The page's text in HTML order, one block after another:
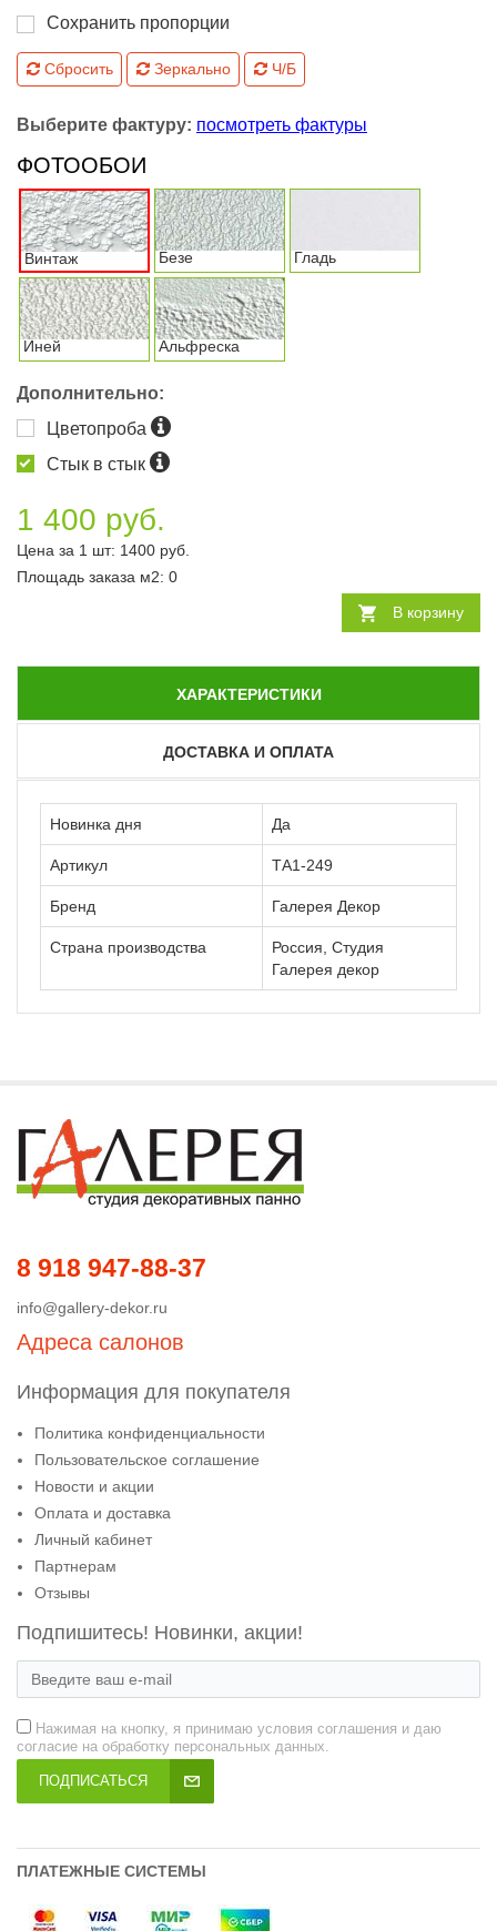
Сохранить пропорции
Сбросить Зеркально Ч/Б
Выберите фактуру: посмотреть фактуры
ФОТООБОИ
Винтаж Безе Гладь
Иней Альфреска
Дополнительно:
Цветопроба
Стык в стык
1 400 руб.
Цена за 1 шт: 1400 руб.
Площадь заказа м2: 0
В корзину
ХАРАКТЕРИСТИКИ
ДОСТАВКА И ОПЛАТА
Новинка дня Да
Артикул ТА1-249
Бренд Галерея Декор
Страна производства
Россия, Студия
Галерея декор
8 918 947-88-37
info@gallery-dekor.ru
Адреса салонов
Информация для покупателя
Политика конфиденциальности
Пользовательское соглашение
Новости и акции
Оплата и доставка
Личный кабинет
Партнерам
Отзывы
Подпишитесь! Новинки, акции!
Нажимая на кнопку, я принимаю условия соглашения и даю
согласие на обработку персональных данных.
ПОДПИСАТЬСЯ
ПЛАТЕЖНЫЕ СИСТЕМЫ